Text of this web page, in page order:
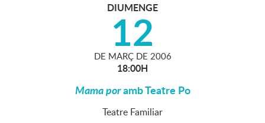
DIUMENGE
12
DE MARÇ DE 2006
18:00H
Mama poramb Teatre Po
Teatre Familiar